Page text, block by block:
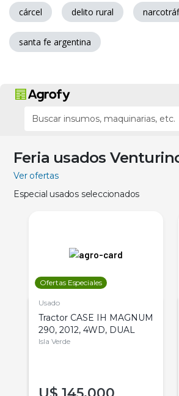
cárcel delito rural
santa fe argentina
Feria usados
Ver ofertas
Especial usados seleccionados
Ofertas Especiales
Usado
Tractor CASE IH MAGNUM
290, 2012, 4WD, DUAL
Isla Verde